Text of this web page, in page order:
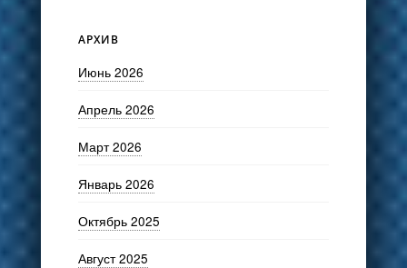
АРХИВ
Июнь 2026
Апрель 2026
Март 2026
Январь 2026
Октябрь 2025
Август 2025